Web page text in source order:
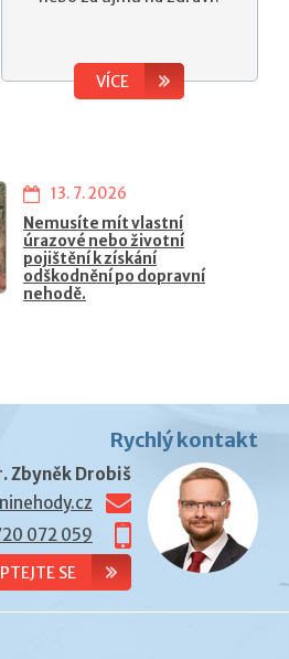
VÍCE
13. 7. 2026
Nemusíte mít vlastní
úrazové nebo životní
pojištění k získání
odškodnění po dopravní
nehodě.
Rychlý kontakt
Zbyněk Drobiš
072 059
SE